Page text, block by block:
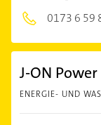
0173 6 59
J-ON
ENERGIE- UND